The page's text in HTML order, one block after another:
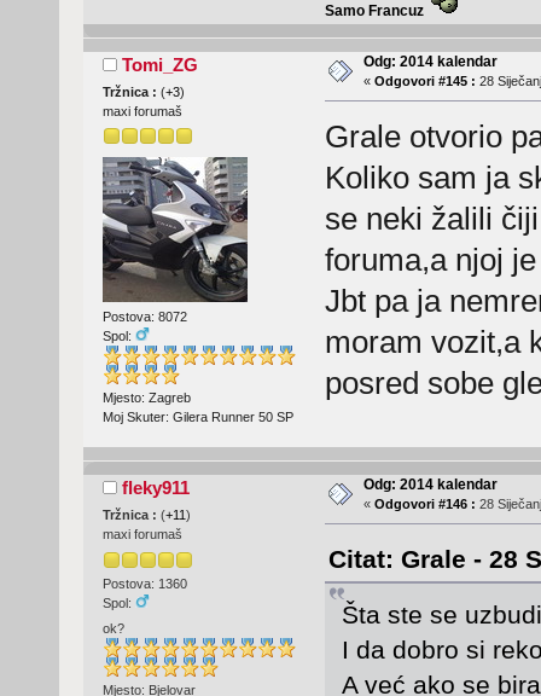
Samo Francuz
Tomi_ZG
Tržnica : (+3)
maxi forumaš
Postova: 8072
Spol:
Mjesto: Zagreb
Moj Skuter: Gilera Runner 50 SP
Odg: 2014 kalendar
« Odgovori #145 : 28
Grale otvorio
Koliko sam ja
se neki žalili
foruma,a njoj
Jbt pa ja
moram vozit,a
posred sobe
fleky911
Tržnica : (+11 )
maxi forumaš
Postova: 1360
Spol:
ok?
Mjesto: Bjelovar
Odg: 2014 kalendar
« Odgovori #146 : 28
Citat: Grale - 28
Šta ste se
I da dobro si
A već ako se